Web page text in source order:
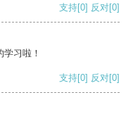
支持[0] 反对[0]
习啦！
支持[0] 反对[0]